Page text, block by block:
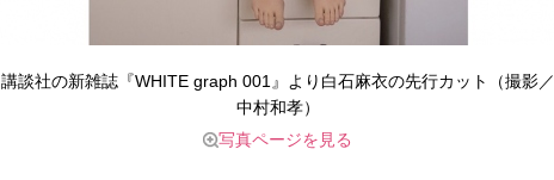
講談社の新雑誌『WHITE graph 001』より白石麻衣の先行カット（撮影／
中村和孝）
写真ページを見る